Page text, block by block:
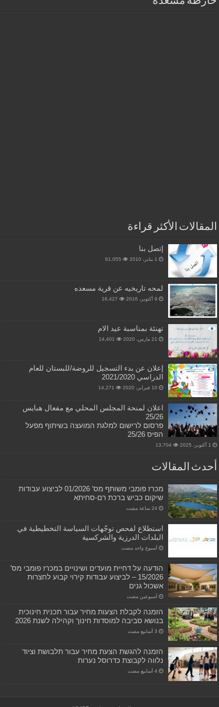
المقالات الأكثر قراءة
إتصل بنا
1 يناير، 2010 61,055
لمحه تاريخيه عن قرية مسعده
9 أكتوبر، 2016 16,427
تهنئة بمناسبة عيد الام
21 مارس، 2020 14,401
إعلان عن بدء التسجيل للروضة/للبستان للعام
الدراسي 2021/2020
10 فبراير، 2020 14,271
اعلان لمنحة المجلس المحلي مع مفعال هبايس
25/26
פרסום לרישום למלגת המועצה בשיתוף מפעל
הפיס 25/26
1 أكتوبر، 2025 13,704
أحدث المقالات
מכרז פומבי משותף מס’ 01/2026 לביצוע עבודות
שיקום כביש ברכת רם-סחיתא
استطلاع لفحص توجّهات السياسة التخطيطية في
البلدات الدرزية والشركسية
‏أسبوع واحد مضت
הודעה על דחיית מועדים ושינויים במכרז פומבי מס’
15/2026 – לביצוע עבודות קירוי קבוע לחצרות
אשכול גנים
‏أسبوعين مضت
הזמנה לקבלת הצעות מחיר עבור תכנית חינוכית
בנושא סביבה למוסדות חינוך וקהילה לשנת 2026
הזמנה להגשת הצעת מחיר עבור תלבושת וציוד
נלווה לקבוצת כדרוסל נערות